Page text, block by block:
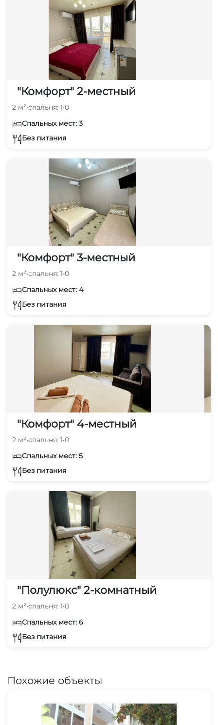
"Комфорт" 2-местный
2 м²•спальня: 1•0
Спальных мест: 3
Без питания
"Комфорт" 3-местный
2 м²•спальня: 1•0
Спальных мест: 4
Без питания
"Комфорт" 4-местный
2 м²•спальня: 1•0
Спальных мест: 5
Без питания
"Полулюкс" 2-комнатный
2 м²•спальня: 1•0
Спальных мест: 6
Без питания
Похожие объекты